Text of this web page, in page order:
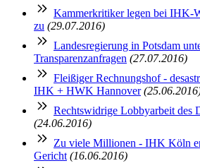
Kammerkritiker legen bei IHK-
zu (29.07.2016)
Landesregierung in Potsdam
Transparenzanfragen (27.07.2016)
Fleißiger Rechnungshof -
IHK + HWK Hannover
Rechtswidrige Lobbyarbeit des
(24.06.2016)
Zu viele Millionen - IHK Köln
Gericht (16.06.2016)